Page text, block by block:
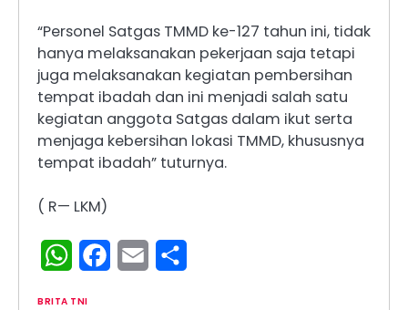
“Personel Satgas TMMD ke-127 tahun ini, tidak
hanya melaksanakan pekerjaan saja tetapi
juga melaksanakan kegiatan pembersihan
tempat ibadah dan ini menjadi salah satu
kegiatan anggota Satgas dalam ikut serta
menjaga kebersihan lokasi TMMD, khususnya
tempat ibadah” tuturnya.
( R— LKM)
WhatsAppFacebook
Email
BRITA TNI